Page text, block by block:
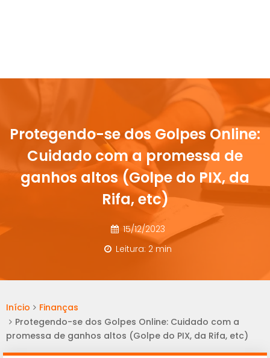
Protegendo-se dos Golpes Online:
Cuidado com a promessa de
ganhos altos (Golpe do PIX, da
Rifa, etc)
15/12/2023
Leitura: 2 min
Início
Finanças
Protegendo-se dos Golpes Online: Cuidado com a
promessa de ganhos altos (Golpe do PIX, da Rifa, etc)